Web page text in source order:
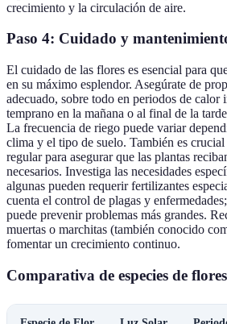
crecimiento y la circulación de aire.
Paso 4: Cuidado y
El cuidado de las flores es esencial para
en su máximo esplendor. Asegúrate de
adecuado, sobre todo en periodos de calor
temprano en la mañana o al final de la
La frecuencia de riego puede variar
clima y el tipo de suelo. También es
regular para asegurar que las plantas
necesarios. Investiga las necesidades
algunas pueden requerir fertilizantes
cuenta el control de plagas y
puede prevenir problemas más grandes.
muertas o marchitas (también conocido
fomentar un crecimiento continuo.
Comparativa de especies de flores